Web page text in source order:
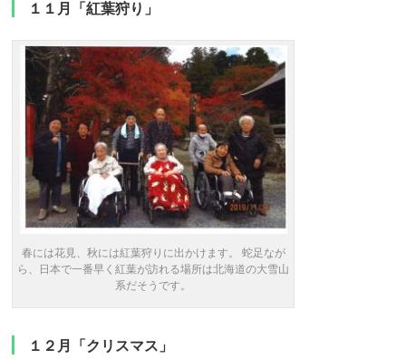
１１月「紅葉狩り」
春には花見、秋には紅葉狩りに出かけます。 蛇足なが
ら、日本で一番早く紅葉が訪れる場所は北海道の大雪山
系だそうです。
１２月「クリスマス」